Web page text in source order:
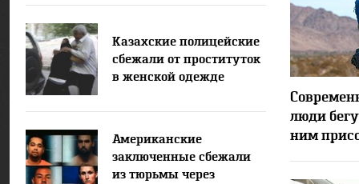
Казахские полицейские
сбежали от проституток
в женской одежде
Американские
заключенные сбежали
из тюрьмы через
люди
ним